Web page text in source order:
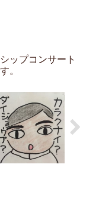
ップコンサート
。